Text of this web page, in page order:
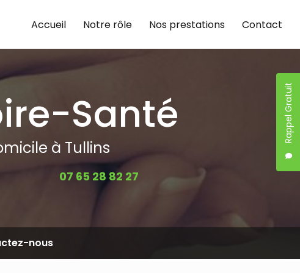
Rappel Gratuit
Accueil
Notre rôle Nos prestations Contact
Santé
à Tullins
07 65 28 82 27
nous